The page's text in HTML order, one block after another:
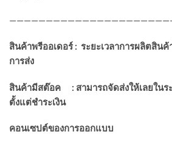
สินค้าพรีออเดอร์: ระยะเวลาการผลิตสินค้
การส่ง
สินค้ามีสต๊อค : สามารถจัดส่งให้เลยในร
ตั้งแต่ชำระเงิน
คอนเซปต์ของการออกแบบ